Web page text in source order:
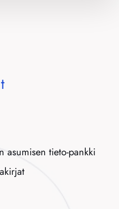
asumisen tieto-pankki